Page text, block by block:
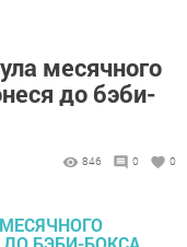
месячного
до бэби-
846 0 0